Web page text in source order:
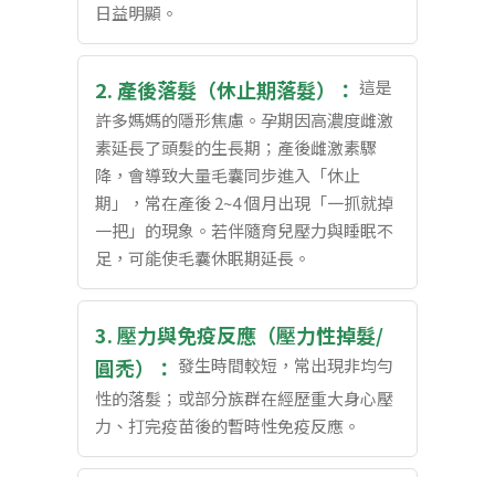
日益明顯。
2. 產後落髮（休止期落髮）： 這是
許多媽媽的隱形焦慮。孕期因高濃度雌激
素延長了頭髮的生長期；產後雌激素驟
降，會導致大量毛囊同步進入「休止
期」，常在產後 2~4 個月出現「一抓就掉
一把」的現象。若伴隨育兒壓力與睡眠不
足，可能使毛囊休眠期延長。
3. 壓力與免疫反應（壓力性掉髮/
圓禿）： 發生時間較短，常出現非均勻
性的落髮；或部分族群在經歷重大身心壓
力、打完疫苗後的暫時性免疫反應。